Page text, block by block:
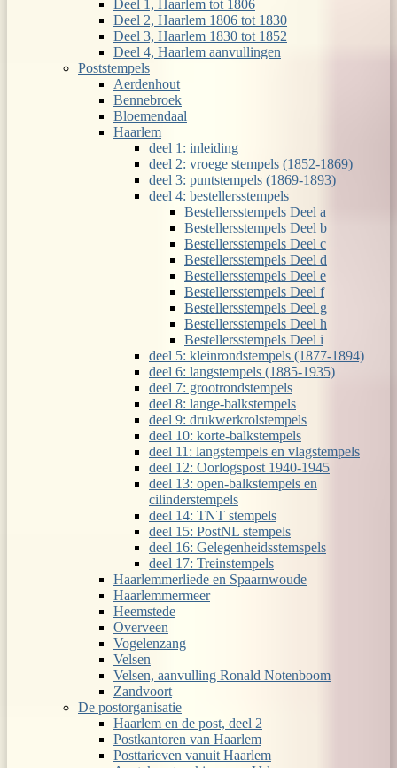
Deel 1, Haarlem tot 1806
Deel 2, Haarlem 1806 tot 1830
Deel 3, Haarlem 1830 tot 1852
Deel 4, Haarlem aanvullingen
Poststempels
Aerdenhout
Bennebroek
Bloemendaal
Haarlem
deel 1: inleiding
deel 2: vroege stempels (1852-1869)
deel 3: puntstempels (1869-1893)
deel 4: bestellersstempels
Bestellersstempels Deel a
Bestellersstempels Deel b
Bestellersstempels Deel c
Bestellersstempels Deel d
Bestellersstempels Deel e
Bestellersstempels Deel f
Bestellersstempels Deel g
Bestellersstempels Deel h
Bestellersstempels Deel i
deel 5: kleinrondstempels (1877-1894)
deel 6: langstempels (1885-1935)
deel 7: grootrondstempels
deel 8: lange-balkstempels
deel 9: drukwerkrolstempels
deel 10: korte-balkstempels
deel 11: langstempels en vlagstempels
deel 12: Oorlogspost 1940-1945
deel 13: open-balkstempels en
cilinderstempels
deel 14: TNT stempels
deel 15: PostNL stempels
deel 16: Gelegenheidsstemspels
deel 17: Treinstempels
Haarlemmerliede en Spaarnwoude
Haarlemmermeer
Heemstede
Overveen
Vogelenzang
Velsen
Velsen, aanvulling Ronald Notenboom
Zandvoort
De postorganisatie
Haarlem en de post, deel 2
Postkantoren van Haarlem
Posttarieven vanuit Haarlem